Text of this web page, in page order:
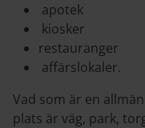
apotek
kiosker
restauranger
affärslokaler.
Vad som är en
plats är väg, park,